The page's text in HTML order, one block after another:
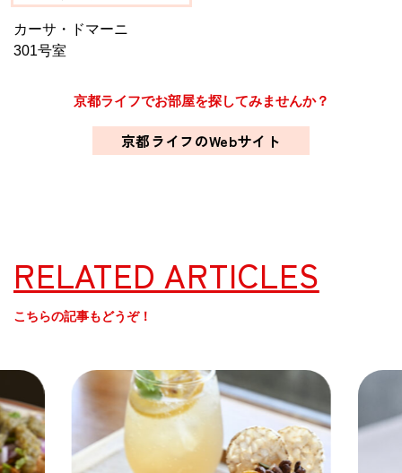
カーサ・ドマーニ
301号室
京都ライフでお部屋を探してみませんか？
京都ライフのWebサイト
RELATED ARTICLES
こちらの記事もどうぞ！